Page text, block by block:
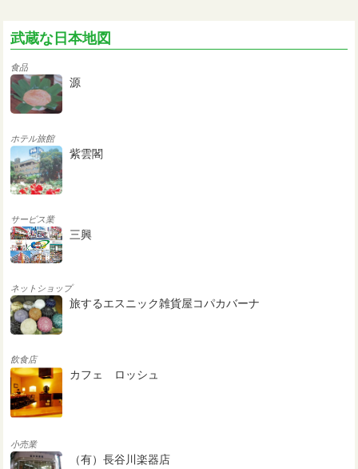
武蔵な日本地図
食品
源
ホテル旅館
紫雲閣
サービス業
三興
ネットショップ
旅するエスニック雑貨屋コパカバーナ
飲食店
カフェ ロッシュ
小売業
（有）長谷川楽器店